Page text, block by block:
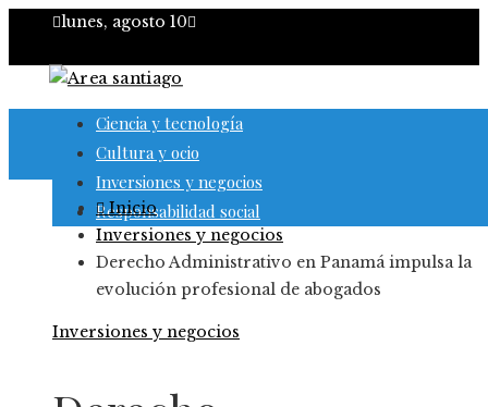
lunes, agosto 10
Ciencia y tecnología
Cultura y ocio
Inversiones y negocios
Responsabilidad social
Inicio
Inversiones y negocios
Derecho Administrativo en Panamá impulsa la
evolución profesional de abogados
Inversiones y negocios